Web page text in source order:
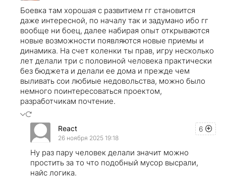
Боевка там хорошая с развитием гг становится
даже интересной, по началу так и задумано ибо гг
вообще ни боец, далее набирая опыт открываются
новые возможности появляются новые приемы и
динамика. На счет коленки ты прав, игру несколько
лет делали три с половиной человека практически
без бюджета и делали ее дома и прежде чем
выливать сои любиые недовольства, можно было
немного поинтересоваться проектом,
разработчикам почтение.
6
React
26 ноября 2025 19:18
Ну раз пару человек делали значит можно
простить за то что подобный мусор высрали,
найс логика.